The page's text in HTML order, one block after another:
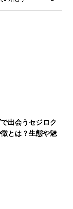
出会うセジロク
とは？生態や魅